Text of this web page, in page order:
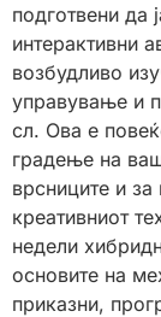
подготвени да
интерактивни
возбудливо
управување и
сл. Ова е
градење на
врсниците и
креативниот
недели
основите на
приказни,